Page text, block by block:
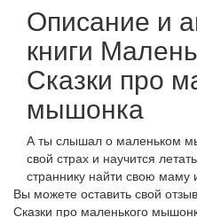
Описание и
книги
Сказки про
мышонка
А ты слышал о маленьком
свой страх и научится
страннику найти свою маму
Вы можете оставить свой
Сказки про маленького